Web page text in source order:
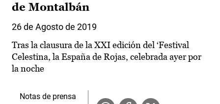
de Montalbán
26 de Agosto de 2019
Tras la clausura de la XXI edición del ‘Festival
Celestina, la España de Rojas, celebrada ayer por
la noche
Notas de prensa